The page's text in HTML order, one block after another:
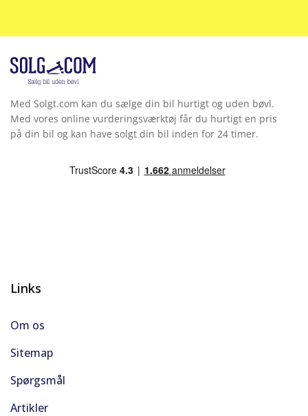
Med Solgt.com kan du sælge din bil hurtigt og uden bøvl.
Med vores online vurderingsværktøj får du hurtigt en pris
på din bil og kan have solgt din bil inden for 24 timer.
Links
Om os
Sitemap
Spørgsmål
Artikler